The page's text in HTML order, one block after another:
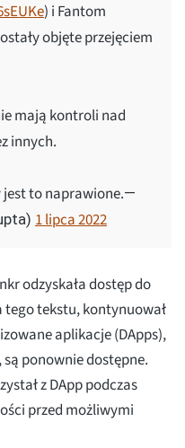
) i Fantom
objęte przejęciem
mają kontroli nad
innych.
to naprawione.—
1 lipca 2022
odzyskała dostęp do
tekstu, kontynuował
aplikacje (DApps),
ponownie dostępne.
z DApp podczas
przed możliwymi